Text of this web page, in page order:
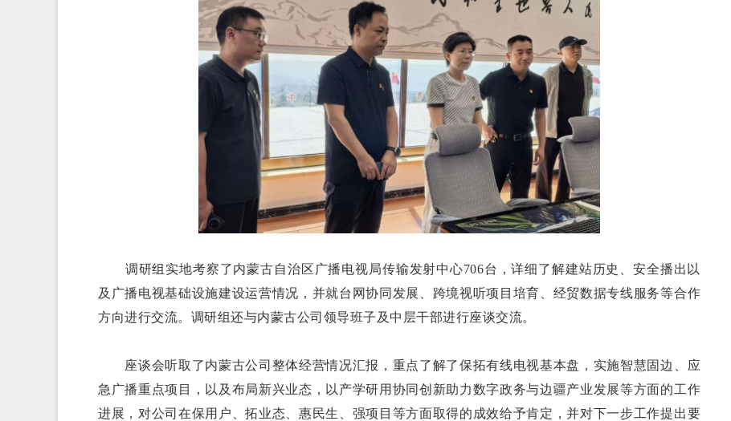
调研组实地考察了内蒙古自治区广播电视局传输发射中心706台，详细了解建站历史、安全播出以
及广播电视基础设施建设运营情况，并就台网协同发展、跨境视听项目培育、经贸数据专线服务等合作
方向进行交流。调研组还与内蒙古公司领导班子及中层干部进行座谈交流。
座谈会听取了内蒙古公司整体经营情况汇报，重点了解了保拓有线电视基本盘，实施智慧固边、应
急广播重点项目，以及布局新兴业态，以产学研用协同创新助力数字政务与边疆产业发展等方面的工作
进展，对公司在保用户、拓业态、惠民生、强项目等方面取得的成效给予肯定，并对下一步工作提出要